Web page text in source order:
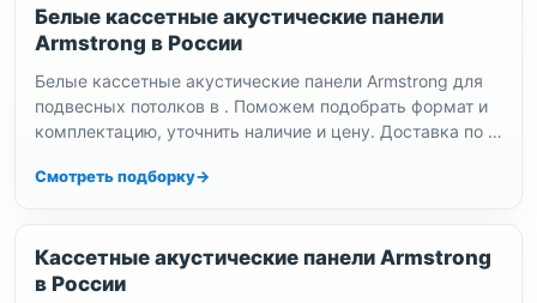
Белые кассетные акустические панели
Armstrong в России
Белые кассетные акустические панели Armstrong для
подвесных потолков в . Поможем подобрать формат и
комплектацию, уточнить наличие и цену. Доставка по ,
Смотреть подборку
Кассетные акустические панели Armstrong
в России